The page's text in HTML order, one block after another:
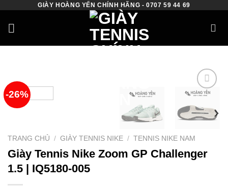
content
GIÀY HOÀNG YẾN CHÍNH HÃNG - 0707 59 44 69
-26%
Add to
TRANG CHỦ / GIÀY TENNIS NIKE / TENNIS NIKE NAM
Giày Tennis Nike Zoom GP Challenger
1.5 | IQ5180-005